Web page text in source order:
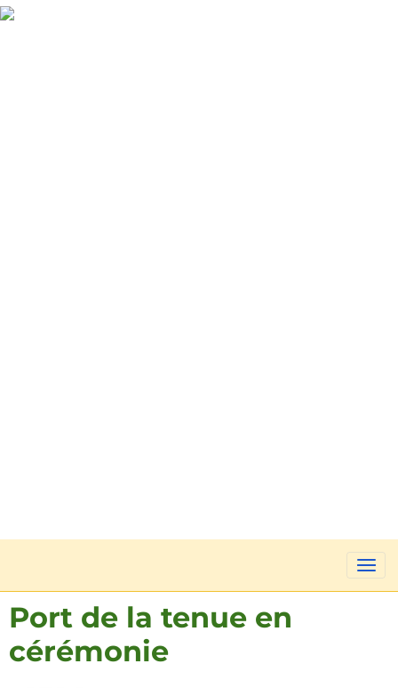
Port de la tenue en
cérémonie